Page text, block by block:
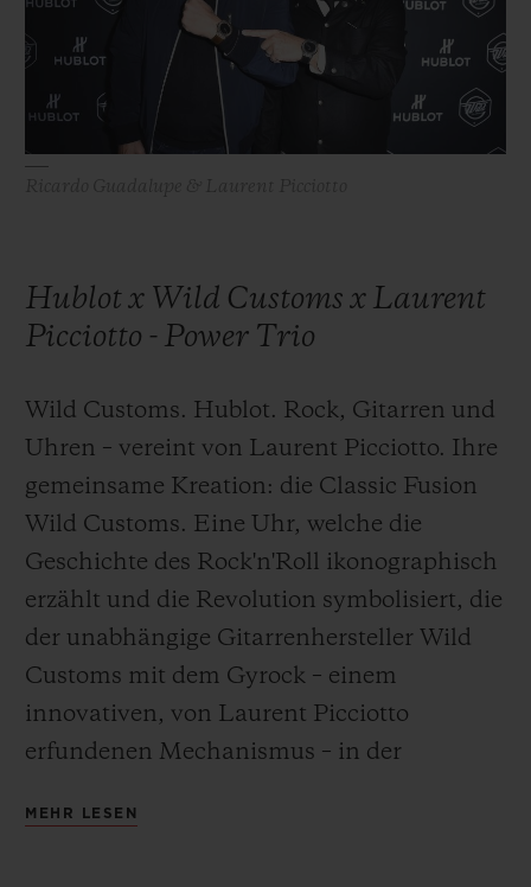
Hublot x Wild Customs x Laurent
Picciotto - Power Trio
Wild Customs. Hublot. Rock, Gitarren und
Uhren – vereint von Laurent Picciotto. Ihre
gemeinsame Kreation: die Classic Fusion
Wild Customs. Eine Uhr, welche die
Geschichte des Rock'n'Roll ikonographisch
erzählt und die Revolution symbolisiert, die
der unabhängige Gitarrenhersteller Wild
Customs mit dem Gyrock – einem
innovativen, von Laurent Picciotto
erfundenen Mechanismus – in der
Titan oder Bronze in Antik-Optik, ist die
MEHR LESEN
BIG BANG
SUMMER MULTI-
COLORED CERAMIC
BIG BANG
PEACH CERAMIC
SPIRIT OF BIG
ESSENTIAL
EXKLUSIV
EXKLUSIVE DIENSTLEISTUNGEN
SICHERE BEZAHLUNG
KONTAKT